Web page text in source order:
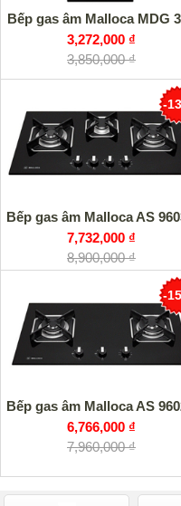
Bếp gas âm Malloca MDG
3,272,000 ₫
3,850,000 ₫
Bếp gas âm Malloca AS
7,732,000 ₫
8,900,000 ₫
-
Bếp gas âm Malloca AS
6,766,000 ₫
7,960,000 ₫
-